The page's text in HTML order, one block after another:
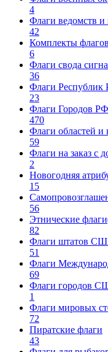
4
Флаги ведомств
42
Комплекты флагов
6
Флаги свода
36
Флаги Республик
23
Флаги Городов РФ
470
Флаги областей и
59
Флаги на заказ с
2
Новогодняя
15
56
Этнические
82
Флаги штатов
51
Флаги
69
Флаги городов
1
Флаги мировых
72
Пиратские флаги
43